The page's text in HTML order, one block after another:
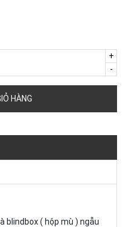
-
+
HÀNG
blindbox ( hộp mù ) ngẫu